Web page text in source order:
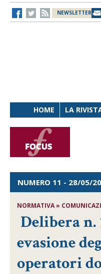
NEWSLETTER
HOME LA
NUMERO 11 - 28/05/
NORMATIVA »
Delibera n.
evasione
operatori